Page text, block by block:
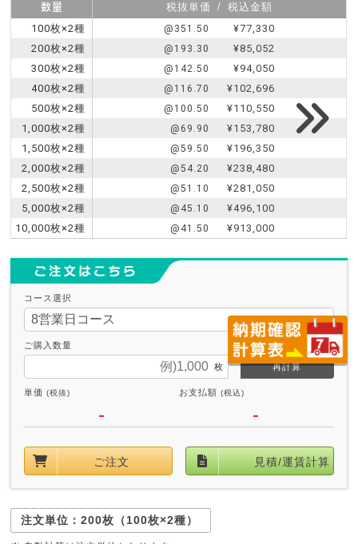
数量 税抜単価 /
税込金額
100枚×2種
@351.50
¥77,330
200枚×2種
@193.30
¥85,052
300枚×2種
@142.50
¥94,050
400枚×2種
@116.70
¥102,696
500枚×2種
@100.50
¥110,550
1,000枚×2種
@69.90
¥153,780
1,500枚×2種
@59.50
¥196,350
2,000枚×2種
@54.20
¥238,480
2,500枚×2種
@51.10
¥281,050
5,000枚×2種
@45.10
¥496,100
10,000枚×2種
@41.50 ¥913,000
コース選択
ご購入数量
再計算
単価 (税抜)
-
お支払額 (税込)
-
ご注文 見積/運賃計算
注文単位：200枚（100枚×2種）